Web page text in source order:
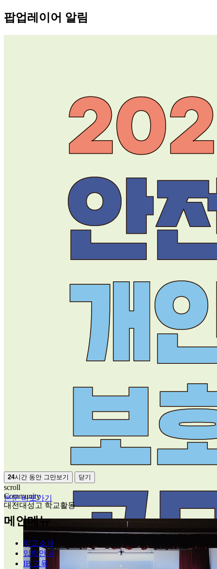
팝업레이어 알림
24시간 동안 그만보기 닫기
본문 바로가기
메인메뉴
학교소개
입학안내
IB 교육
scroll
Community
대전대성고 학교활동